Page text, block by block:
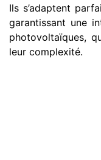
Ils s’adaptent
garantissant une
photovoltaïques,
leur complexité.